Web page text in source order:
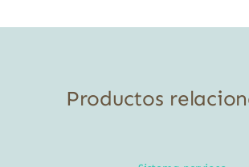
Productos